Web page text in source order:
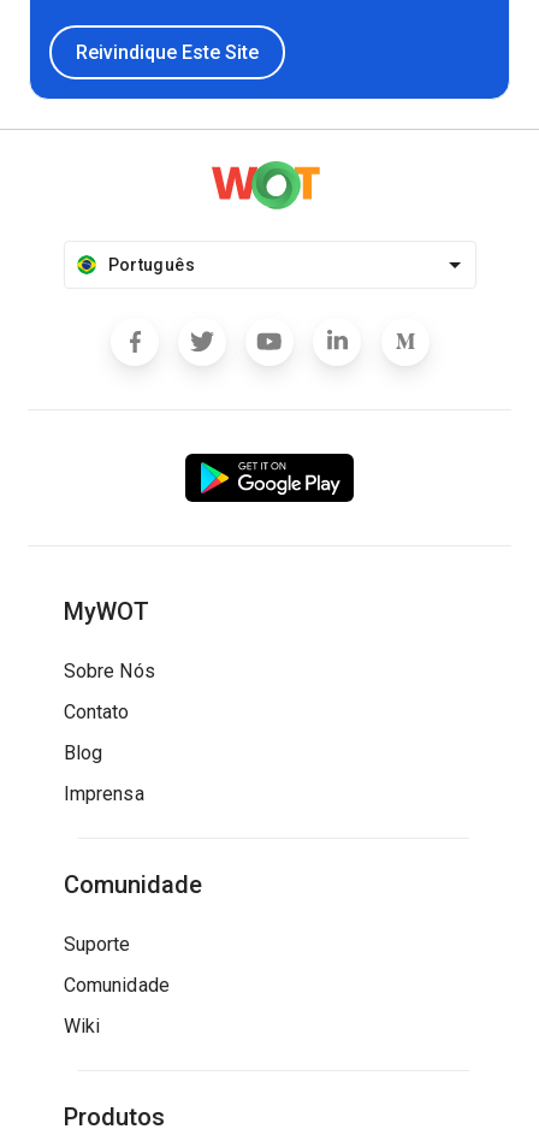
Reivindique Este Site
Português
MyWOT
Sobre Nós
Contato
Blog
Imprensa
Comunidade
Suporte
Comunidade
Wiki
Produtos